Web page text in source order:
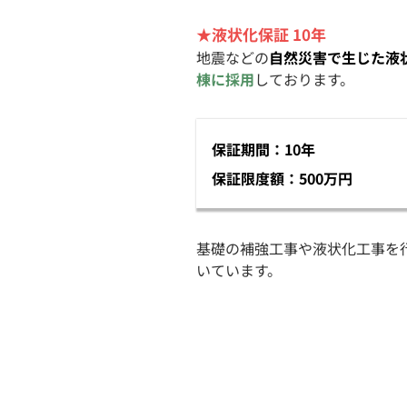
★液状化保証 10年
地震などの自然災害で生じた
棟に採用しております。
保証期間：10年
保証限度額：500万円
基礎の補強工事や液状化工事
いています。